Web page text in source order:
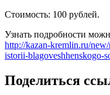
Стоимость: 100 рублей.
Узнать подробности
http://kazan-kremlin.ru/
istorii-blagoveshhenskogo-
Поделиться